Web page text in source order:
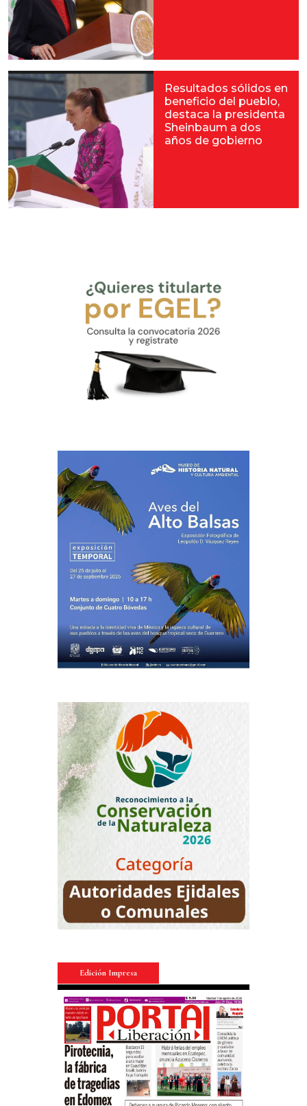
Resultados sólidos en
beneficio del pueblo,
destaca la presidenta
Sheinbaum a dos
años de gobierno
Edición Impresa